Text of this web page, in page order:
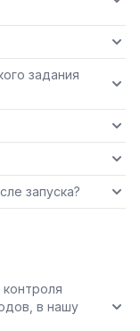
задания
запуска?
в нашу